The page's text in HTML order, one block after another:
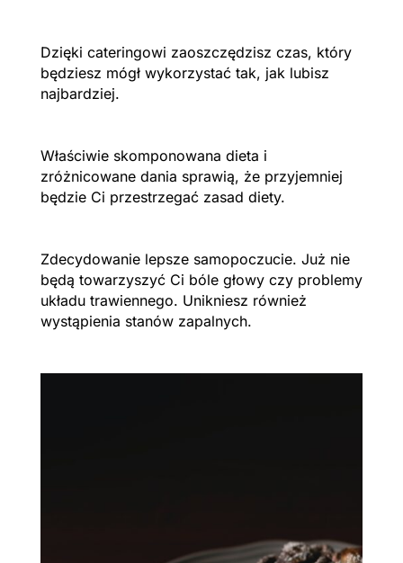
Dzięki cateringowi zaoszczędzisz czas, który
będziesz mógł wykorzystać tak, jak lubisz
najbardziej.
Właściwie skomponowana dieta i
zróżnicowane dania sprawią, że przyjemniej
będzie Ci przestrzegać zasad diety.
Zdecydowanie lepsze samopoczucie. Już nie
będą towarzyszyć Ci bóle głowy czy problemy
układu trawiennego. Unikniesz również
wystąpienia stanów zapalnych.